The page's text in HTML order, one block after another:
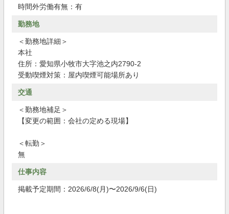
時間外労働有無：有
勤務地
＜勤務地詳細＞
本社
住所：愛知県小牧市大字池之内2790-2
受動喫煙対策：屋内喫煙可能場所あり
交通
＜勤務地補足＞
【変更の範囲：会社の定める現場】
＜転勤＞
無
仕事内容
掲載予定期間：2026/6/8(月)〜2026/9/6(日)